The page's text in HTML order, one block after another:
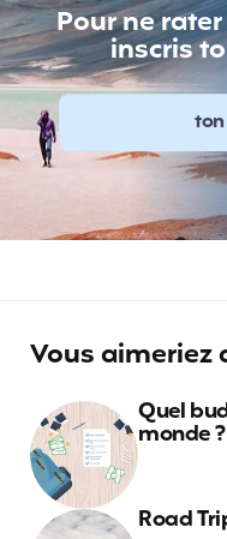
Pour ne
inscris
Vous aimeriez
Quel
monde ?
Road